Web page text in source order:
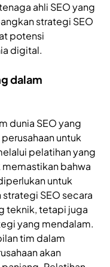
ahli SEO yang
strategi SEO
potensi
digital.
dalam
dunia SEO yang
untuk
pelatihan yang
memastikan bahwa
untuk
SEO secara
teknik, tetapi juga
yang mendalam.
tim dalam
akan